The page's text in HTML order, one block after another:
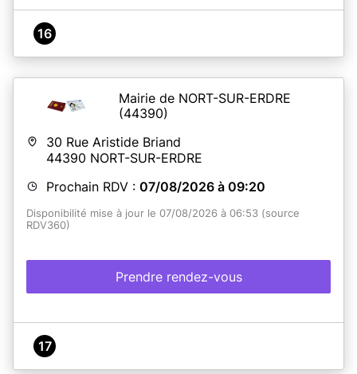
16
Mairie de NORT-SUR-ERDRE
(44390)
30 Rue Aristide Briand
44390 NORT-SUR-ERDRE
Prochain RDV : 07/08/2026 à 09:20
Disponibilité mise à jour le 07/08/2026 à 06:53 (source
RDV360)
Prendre rendez-vous
17